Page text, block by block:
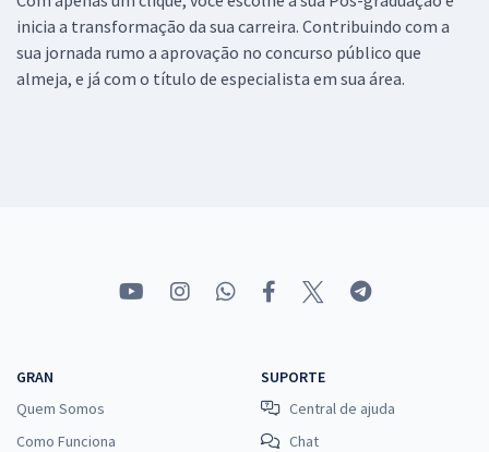
inicia a transformação da sua carreira. Contribuindo com a
sua jornada rumo a aprovação no concurso público que
almeja, e já com o título de especialista em sua área.
GRAN
Quem Somos
Como Funciona
SUPORTE
Central de ajuda
Chat